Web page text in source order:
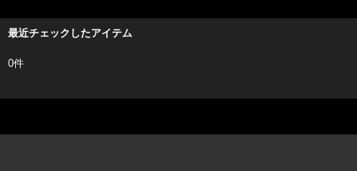
最近チェックしたアイテム
0件